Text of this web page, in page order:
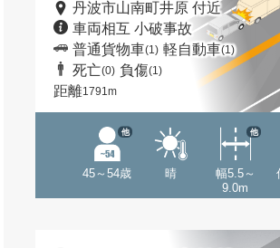
丹波市山南町井原 付近
車両相互 小破事故
普通貨物車(1) 軽自動車(1)
死亡(0) 負傷(1)
距離1791m
45～54歳
他
晴
幅5.5～
9.0m
他